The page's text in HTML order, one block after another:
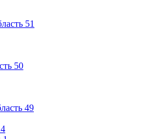
51
50
49
4